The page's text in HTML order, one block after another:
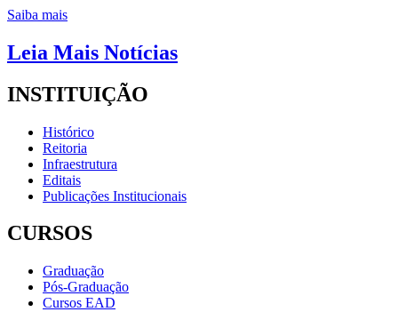
Saiba mais
Leia Mais Notícias
INSTITUIÇÃO
Histórico
Reitoria
Infraestrutura
Editais
Publicações Institucionais
CURSOS
Graduação
Pós-Graduação
Cursos EAD